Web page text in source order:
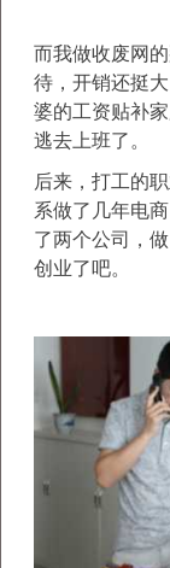
而我做收废网
待，开销还挺
婆的工资贴补
逃去上班了。
后来，打工的
系做了几年电
了两个公司，
创业了吧。